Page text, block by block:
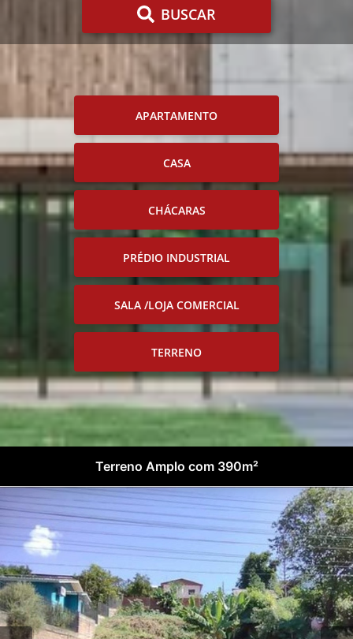
BUSCAR
APARTAMENTO
CASA
CHÁCARAS
PRÉDIO INDUSTRIAL
SALA /LOJA COMERCIAL
TERRENO
Terreno Amplo com 390m²